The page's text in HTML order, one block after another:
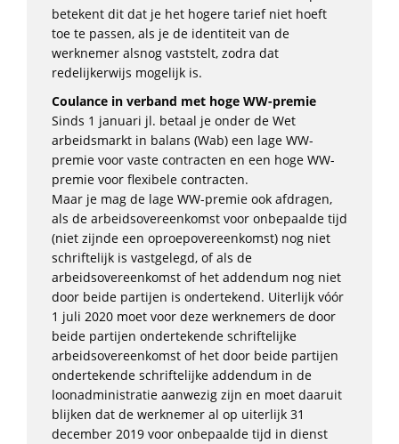
betekent dit dat je het hogere tarief niet hoeft
toe te passen, als je de identiteit van de
werknemer alsnog vaststelt, zodra dat
redelijkerwijs mogelijk is.
Coulance in verband met hoge WW-premie
Sinds 1 januari jl. betaal je onder de Wet
arbeidsmarkt in balans (Wab) een lage WW-
premie voor vaste contracten en een hoge WW-
premie voor flexibele contracten.
Maar je mag de lage WW-premie ook afdragen,
als de arbeidsovereenkomst voor onbepaalde tijd
(niet zijnde een oproepovereenkomst) nog niet
schriftelijk is vastgelegd, of als de
arbeidsovereenkomst of het addendum nog niet
door beide partijen is ondertekend. Uiterlijk vóór
1 juli 2020 moet voor deze werknemers de door
beide partijen ondertekende schriftelijke
arbeidsovereenkomst of het door beide partijen
ondertekende schriftelijke addendum in de
loonadministratie aanwezig zijn en moet daaruit
blijken dat de werknemer al op uiterlijk 31
december 2019 voor onbepaalde tijd in dienst